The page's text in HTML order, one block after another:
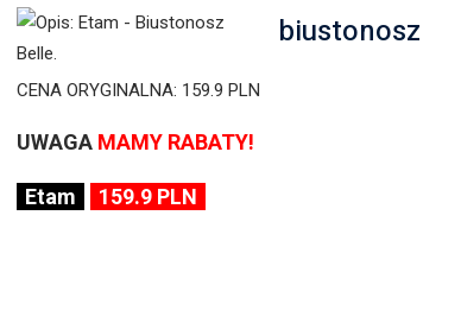
biustonosz
CENA ORYGINALNA: 159.9 PLN
UWAGA MAMY RABATY!
Etam 159.9 PLN